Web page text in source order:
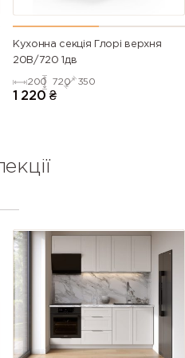
Кухонна секція Глорі верхня
20В/720 1дв
200 720 350
1 220 ₴